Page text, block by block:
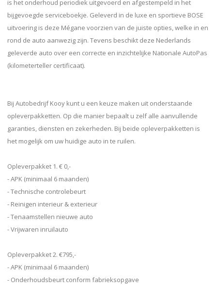
is het onderhoud periodiek uitgevoerd en afgestempeld in het
bijgevoegde serviceboekje. Geleverd in de luxe en sportieve BOSE
uitvoering is deze Mégane voorzien van de juiste opties, welke in en
rond de auto aanwezig zijn. Tevens beschikt deze Nederlands
geleverde auto over een correcte en inzichtelijke Nationale AutoPas
(kilometerteller certificaat).
Bij Autobedrijf Kooy kunt u een keuze maken uit onderstaande
opleverpakketten. Op die manier bepaalt u zelf alle aanvullende
garanties, diensten en zekerheden. Bij beide opleverpakketten is
het mogelijk om uw huidige auto in te ruilen.
Opleverpakket 1. € 0,-
- APK (minimaal 6 maanden)
- Technische controlebeurt
- Reinigen interieur & exterieur
- Tenaamstellen nieuwe auto
- Vrijwaren inruilauto
Opleverpakket 2. €795,-
- APK (minimaal 6 maanden)
- Onderhoudsbeurt conform fabrieksopgave